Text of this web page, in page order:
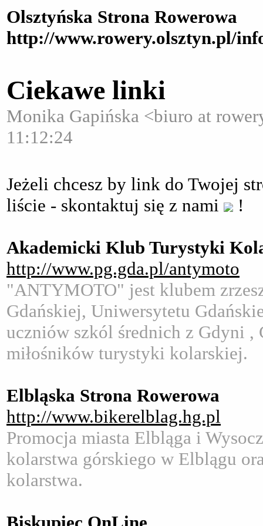
Olsztyńska Strona Rowerowa
http://www.rowery.olsztyn.pl/
Ciekawe linki
Monika Gapińska <biuro at
11:12:24
Jeżeli chcesz by link do Twojej
liście - skontaktuj się z nami
!
Akademicki Klub Turystyki
http://www.pg.gda.pl/antymoto
"ANTYMOTO" jest klubem
Gdańskiej, Uniwersytetu
uczniów szkól średnich z Gdyni ,
miłośników turystyki kolarskiej.
Elbląska Strona Rowerowa
http://www.bikerelblag.hg.pl
Promocja miasta Elbląga i
kolarstwa górskiego w Elblągu
kolarstwa.